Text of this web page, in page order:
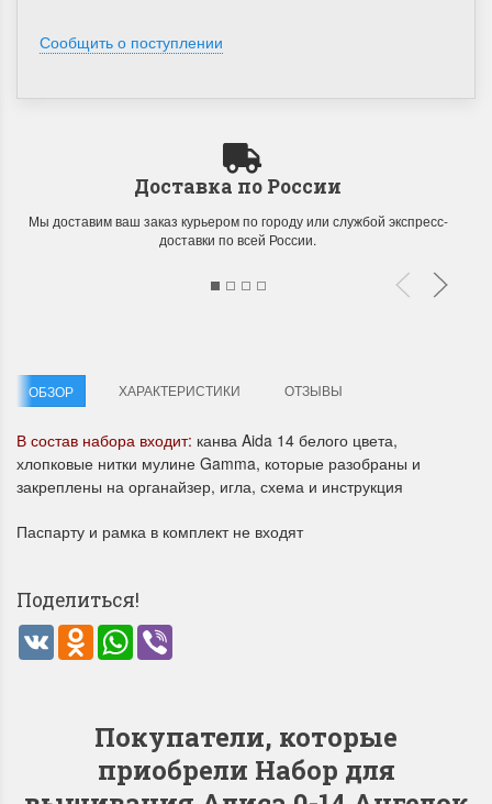
Летние Скидки
!! СКИДКА 20% ‼️ с 1 до 3 июня в
ПОДРОБНЕЕ
Раритеты Дим.
Сообщить о поступлении
Доставка по России
Мы доставим ваш заказ курьером по городу или службой экспресс-
доставки по всей России.
ОБЗОР ХАРАКТЕРИСТИКИ ОТЗЫВЫ
В состав набора входит: канва Aida 14 белого цвета,
хлопковые нитки мулине Gamma, которые разобраны и
закреплены на органайзер, игла, схема и инструкция
Паспарту и рамка в комплект не входят
Поделиться!
VK Odnoklassniki
WhatsApp
Покупатели, которые
приобрели Набор для